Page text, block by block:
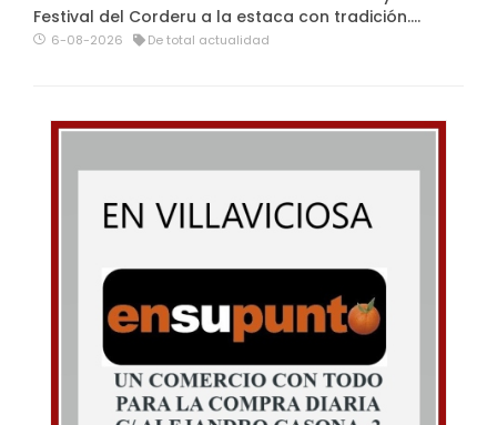
Festival del Corderu a la estaca con tradición....
6-08-2026 De total actualidad